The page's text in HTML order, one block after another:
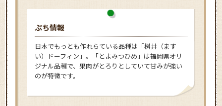
ぷち情報
日本でもっとも作れらている品種は「桝井（ます
い）ドーフィン」。「とよみつひめ」は福岡県オリ
ジナル品種で、果肉がとろりとしていて甘みが強い
のが特徴です。